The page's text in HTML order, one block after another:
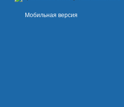
Мобильная версия